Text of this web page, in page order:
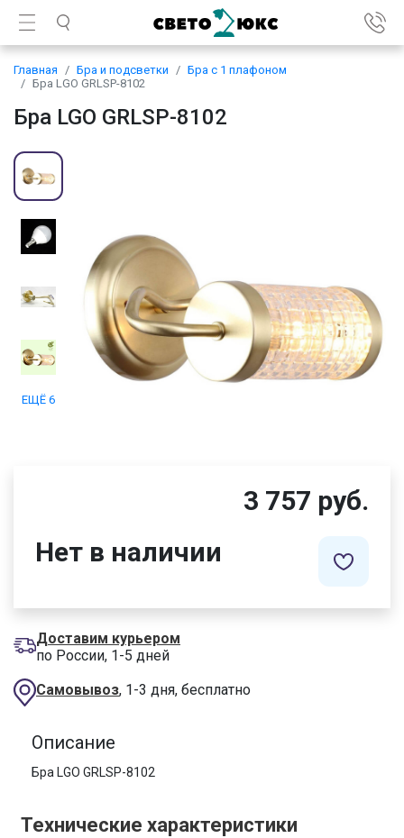
Главная Бра и подсветки
Бра с 1 плафоном
Бра LGO GRLSP-8102
Бра LGO GRLSP-8102
ЕЩЁ 6
3 757 руб.
Нет в наличии
Доставим курьером
по России, 1-5 дней
Самовывоз, 1-3 дня, бесплатно
Описание
Бра LGO GRLSP-8102
Технические характеристики